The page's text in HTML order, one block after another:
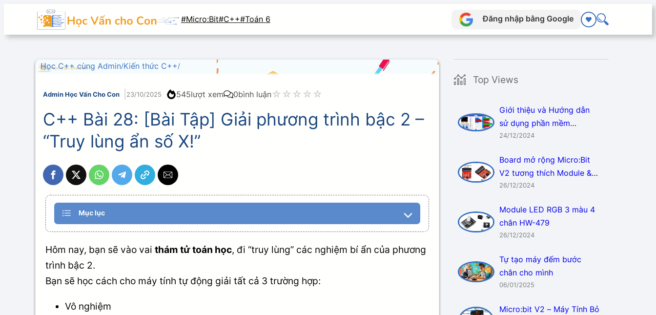
#Micro:Bit#C++#Toán 6 Đăng nhập bằng Google
Học C++ cùng Admin/Kiến thức C++/
Admin Học Vấn Cho Con 23/10/2025 545lượt xem 0bình luận ☆ ☆ ☆ ☆ ☆
C++ Bài 28: [Bài Tập] Giải phương trình bậc 2 –
“Truy lùng ẩn số X!”
Mục lục
Hôm nay, bạn sẽ vào vai thám tử toán học, đi “truy lùng” các nghiệm bí ẩn của phương
trình bậc 2.
Bạn sẽ học cách cho máy tính tự động giải tất cả 3 trường hợp:
Vô nghiệm
Top Views
Giới thiệu và Hướng dẫn
sử dụng phần mềm
Makecode
24/12/2024
Board mở rộng Micro:Bit
V2 tương thích Module &
Sensor 3.3v, 5v
26/12/2024
Module LED RGB 3 màu 4
chân HW-479
26/12/2024
Tự tạo máy đếm bước
chân cho mình
06/01/2025
Micro:bit V2 – Máy Tính Bỏ